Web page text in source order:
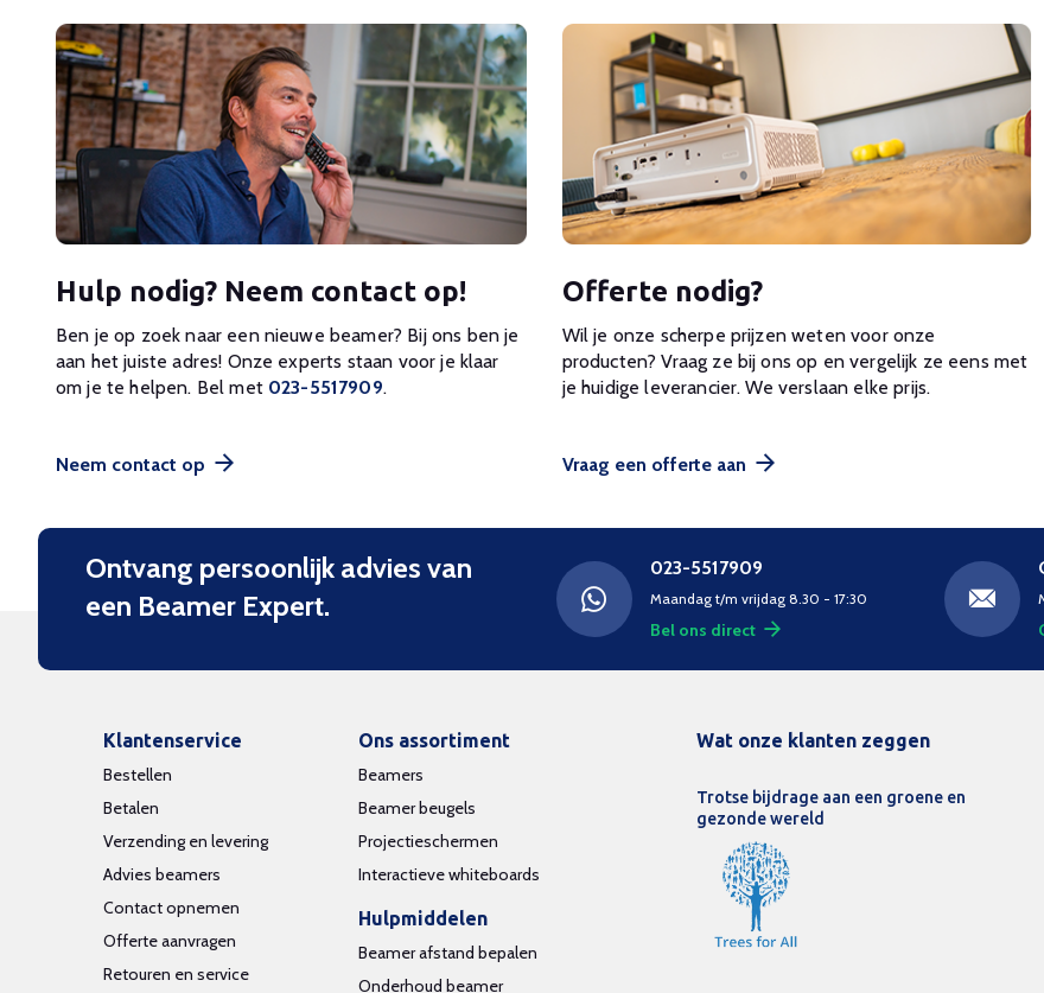
Hulp nodig? Neem contact op!
Ben je op zoek naar een nieuwe beamer? Bij ons ben je
aan het juiste adres! Onze experts staan voor je klaar
om je te helpen. Bel met 023-5517909.
Neem contact op
Offerte nodig?
Wil je onze scherpe prijzen weten voor onze
producten? Vraag ze bij ons op en vergelijk ze eens met
je huidige leverancier. We verslaan elke prijs.
Vraag een offerte aan
Ontvang persoonlijk advies van
een Beamer Expert.
023-5517909
Maandag t/m vrijdag 8.30 - 17:30
Bel ons direct
Klantenservice
Bestellen
Betalen
Verzending en levering
Advies beamers
Contact opnemen
Offerte aanvragen
Retouren en service
Ons assortiment
Beamers
Beamer beugels
Projectieschermen
Interactieve whiteboards
Hulpmiddelen
Beamer afstand bepalen
Onderhoud beamer
Wat onze klanten zeggen
Trotse bijdrage aan een groene en
gezonde wereld